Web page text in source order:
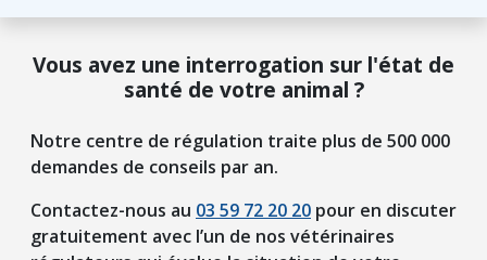
Vous avez une interrogation sur l'état de
santé de votre animal ?
Notre centre de régulation traite plus de 500 000
demandes de conseils par an.
Contactez-nous au 03 59 72 20 20 pour en discuter
gratuitement avec l’un de nos vétérinaires